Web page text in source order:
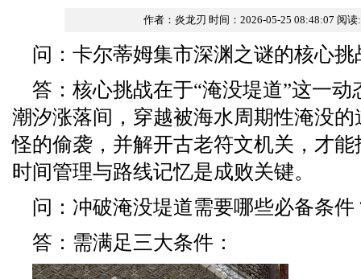
作者：炎龙刃 时间：2026-05-25 08:48:07 阅
问：卡尔蒂姆集市深渊之谜的核心挑
答：核心挑战在于“淹没堤道”这一
潮汐涨落间，穿越被海水周期性淹没
怪的偷袭，并解开古老符文机关，才
时间管理与路线记忆是成败关键。
问：冲破淹没堤道需要哪些必备条件
答：需满足三大条件：